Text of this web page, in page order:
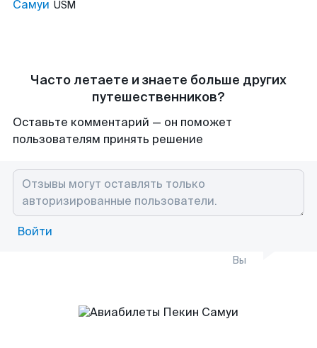
Самуи USM
Часто летаете и знаете больше других
путешественников?
Оставьте комментарий — он поможет
пользователям принять решение
Войти
Вы